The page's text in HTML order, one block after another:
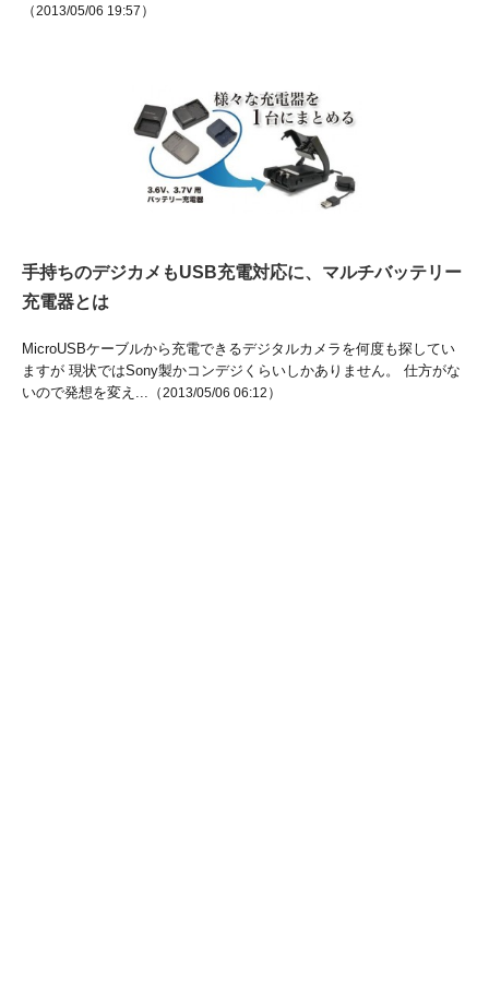
（2013/05/06 19:57 ）
手持ちのデジカメもUSB充電対応に、マルチバッテリー
充電器とは
MicroUSBケーブルから充電できるデジタルカメラを何度も探してい
ますが 現状ではSony製かコンデジくらいしかありません。 仕方がな
いので発想を変え...（2013/05/06 06:12 ）